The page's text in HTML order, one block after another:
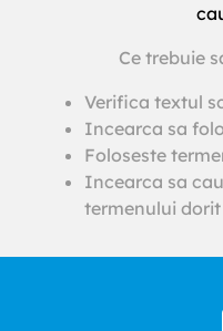
Ce trebuie
Verifica textul
Incearca sa
Foloseste
Incearca sa
termenului dorit